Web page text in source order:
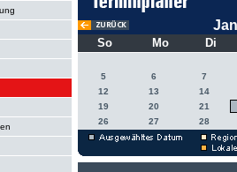
So Mo Di
5 6
7
12
13
14
19
20
21
26
27 28